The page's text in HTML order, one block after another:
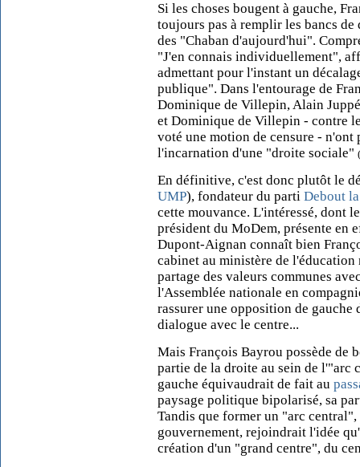
Si les choses bougent à gauche,
toujours pas à remplir les bancs
des "Chaban d'aujourd'hui".
"J'en connais individuellement",
admettant pour l'instant un
publique". Dans l'entourage de
Dominique de Villepin, Alain
et Dominique de Villepin - contre
voté une motion de censure -
l'incarnation d'une "droite sociale"
En définitive, c'est donc plutôt le
UMP), fondateur du parti Debout
cette mouvance. L'intéressé, dont
président du MoDem, présente en
Dupont-Aignan connaît bien
cabinet au ministère de
partage des valeurs communes
l'Assemblée nationale en
rassurer une opposition de
dialogue avec le centre...
Mais François Bayrou possède de
partie de la droite au sein de l'"arc
gauche équivaudrait de fait au
paysage politique bipolarisé, sa
Tandis que former un "arc
gouvernement, rejoindrait l'idée
création d'un "grand centre", du